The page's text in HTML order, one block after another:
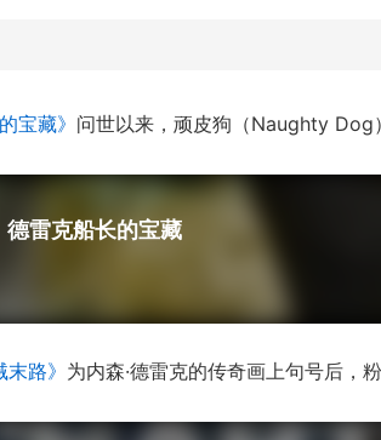
宝藏》 问世以来，顽皮狗（Naughty Dog
德雷克船长的宝藏
路》 为内森·德雷克的传奇画上句号后，